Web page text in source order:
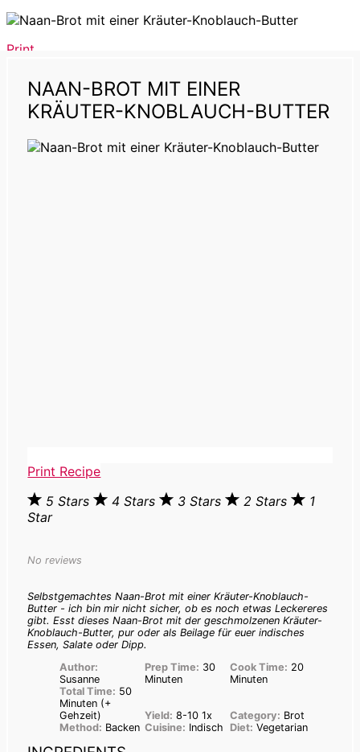
Print
NAAN-BROT MIT EINER
KRÄUTER-KNOBLAUCH-BUTTER
Print Recipe
5 Stars
4 Stars 3 Stars 2 Stars
1
Star
No reviews
Selbstgemachtes Naan-Brot mit einer Kräuter-Knoblauch-
Butter - ich bin mir nicht sicher, ob es noch etwas Leckereres
gibt. Esst dieses Naan-Brot mit der geschmolzenen Kräuter-
Knoblauch-Butter, pur oder als Beilage für euer indisches
Essen, Salate oder Dipp.
Author:
Susanne
Prep Time: 30
Minuten
Cook Time: 20
Minuten
Total Time: 50
Minuten (+
Gehzeit)
Yield: 8-101x Category: Brot
Method: Backen Cuisine: Indisch Diet: Vegetarian